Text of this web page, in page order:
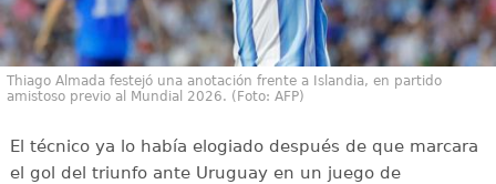
Thiago Almada festejó una anotación frente a Islandia, en partido
amistoso previo al Mundial 2026. (Foto: AFP)
El técnico ya lo había elogiado después de que marcara
el gol del triunfo ante Uruguay en un juego de